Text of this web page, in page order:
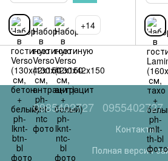
+14
0985402727 0955402727
Контакты
Полная версия